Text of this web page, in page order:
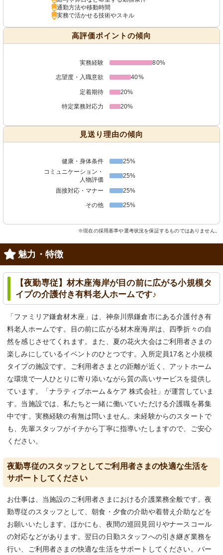
通勤方法や移動時間
実務で活かせる技術やスキル
高評価ポイントの傾向
実務経験 80%
志望度・入職意欲 40%
定着期待 20%
特定業務対応力 20%
見送り理由の傾向
健康・身体条件
25%
コミュニケーション・
人物評価
25%
面接対応・マナー 25%
その他 25%
※現在の採用基準や選考状況を保証するものではありません。
魅力・特徴
【夜勤専従】材木座海岸が目の前に広がる小規模タ
イプの介護付き有料老人ホームです♪
「ファミリア鎌倉材木座」は、神奈川県鎌倉市にある介護付き有
料老人ホームです。目の前に広がる材木座海岸は、四季折々の自
然を感じさせてくれます。また、夏の花火大会はご利用者さまの
楽しみにしているイベントのひとつです。入所定員17名と小規模
タイプの施設です。ご利用者さまとの距離が近く、アットホーム
な環境で一人ひとりに寄り添いながら質の高いサービスを提供し
ています。「ナラティブホーム＆ケア 株式会社」が運営していま
す。当施設では、私たちと一緒に働いていただける介護職を募集
中です。実務経験の有無は問いません。未経験からのスタートで
も、先輩スタッフがイチから丁寧に指導いたしますので、ご安心
ください。
夜勤専従のスタッフとしてご利用者さまの快適な生活を
サポートしてください
お仕事は、当施設のご利用者さまにおける介護業務全般です。夜
勤専従のスタッフとして、朝食・夕食の介助や着替え介助などを
お願いいたします。ほかにも、夜間の巡回見回りやナースコール
の対応などがあります。翌日の日勤スタッフへの引き継ぎ業務を
行い、ご利用者さまの快適な生活をサポートしてください。パー